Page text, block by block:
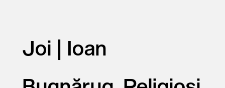
Joi | Ioan